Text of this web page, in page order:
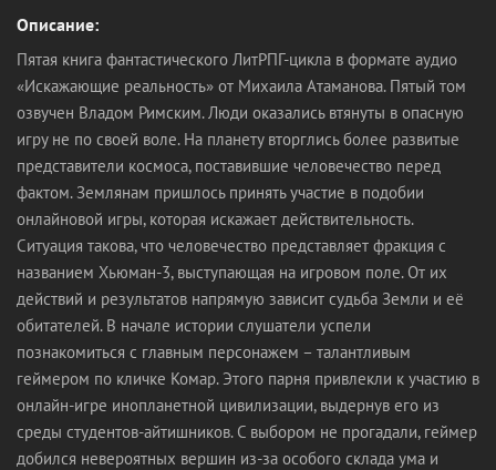
Описание:
Пятая книга фантастического ЛитРПГ-цикла в формате аудио
«Искажающие реальность» от Михаила Атаманова. Пятый том
озвучен Владом Римским. Люди оказались втянуты в опасную
игру не по своей воле. На планету вторглись более развитые
представители космоса, поставившие человечество перед
фактом. Землянам пришлось принять участие в подобии
онлайновой игры, которая искажает действительность.
Ситуация такова, что человечество представляет фракция с
названием Хьюман-3, выступающая на игровом поле. От их
действий и результатов напрямую зависит судьба Земли и её
обитателей. В начале истории слушатели успели
познакомиться с главным персонажем – талантливым
геймером по кличке Комар. Этого парня привлекли к участию в
онлайн-игре инопланетной цивилизации, выдернув его из
среды студентов-айтишников. С выбором не прогадали, геймер
добился невероятных вершин из-за особого склада ума и